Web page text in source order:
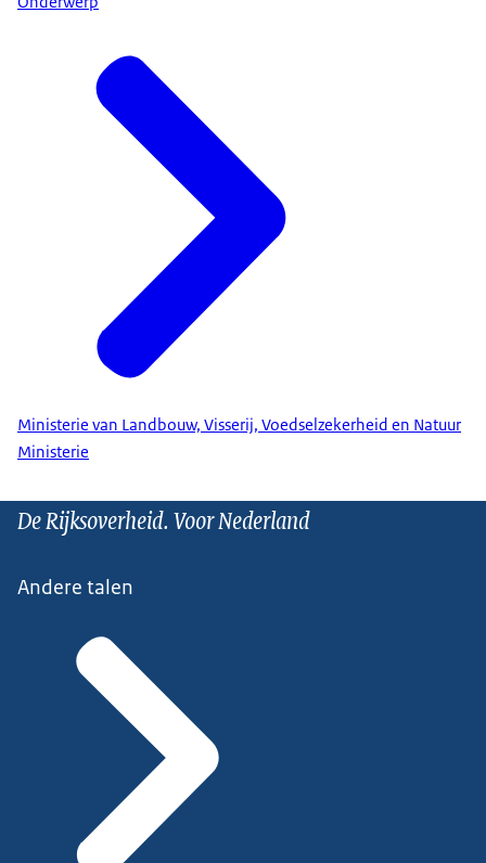
Ministerie van Landbouw, Visserij, Voedselzekerheid en Natuur
Ministerie
De Rijksoverheid. Voor Nederland
Andere talen